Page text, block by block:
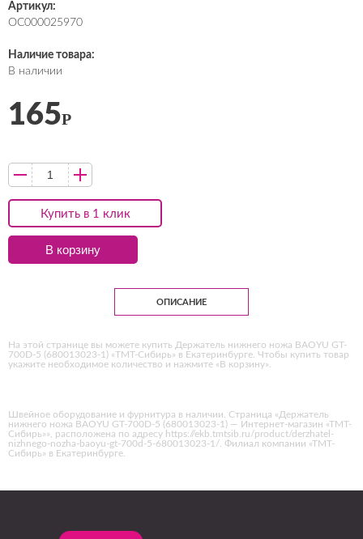
Артикул:
ОС000025970
Наличие товара:
В наличии
Купить в 1 клик
165Р
В корзину
ОПИСАНИЕ
На этой странице вы можете купить Держатель нижнего ножа BAOYU GT-
700D-5 (680013023-1) «ТМТ-Сибирь» в Екатеринбурге. Чтобы купить товар
укажите необходимое количество и нажмите «В корзину».
Швейное оборудование и фурнитура в наличии. Страница «Держатель
нижнего ножа BAOYU GT-700D-5 (680013023-1) — Интернет-магазин «ТМТ-
Сибирь»», расположена по адресу https://ekb.tmtsib.ru/product/derzhatel-
nizhnego-nozha-baoyu-gt-700d-5-680013023-1/. Филиал компании «ТМТ-
Сибирь» в Екатеринбурге.